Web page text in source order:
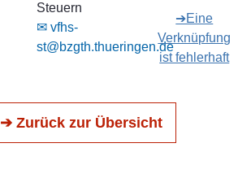
Steuern
✉ vfhs-
st@bzgth.thueringen.de
➔Eine
Verknüpfung
ist fehlerhaft
➔ Zurück zur Übersicht